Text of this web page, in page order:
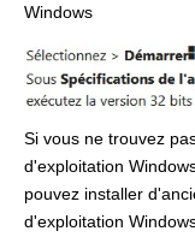
Windows
Si vous ne trouvez
d'exploitation
pouvez installer
d'exploitation